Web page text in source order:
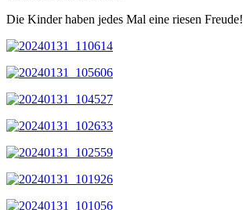
Die Kinder haben jedes Mal eine riesen Freude!